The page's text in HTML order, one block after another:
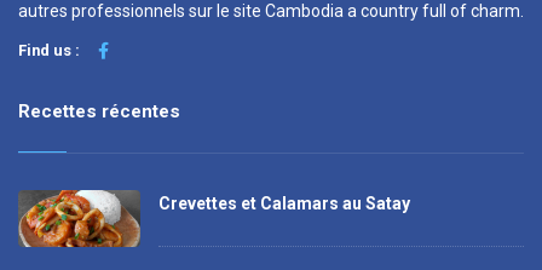
autres professionnels sur le site Cambodia a country full of charm.
Find us :
Recettes récentes
Crevettes et Calamars au Satay